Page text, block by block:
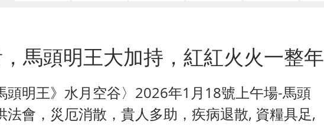
馬頭明王大加持，紅紅火火一整年
頭明王》水月空谷〉2026年1月18號上午場-馬頭
法會，災厄消散，貴人多助，疾病退散, 資糧具足,